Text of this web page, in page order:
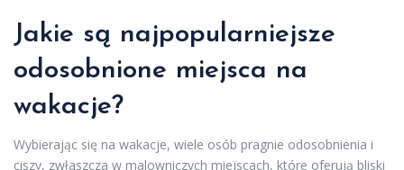
Jakie są najpopularniejsze
odosobnione miejsca na
wakacje?
Wybierając się na wakacje, wiele osób pragnie odosobnienia i
ciszy, zwłaszcza w malowniczych miejscach, które oferują bliski